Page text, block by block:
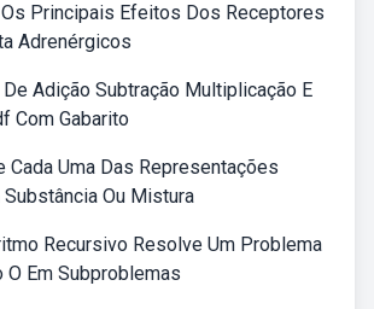
Principais Efeitos Dos Receptores
Adrenérgicos
Adição Subtração Multiplicação E
Com Gabarito
Cada Uma Das Representações
Substância Ou Mistura
Recursivo Resolve Um Problema
O Em Subproblemas